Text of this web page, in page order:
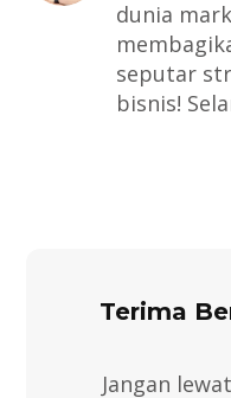
dunia
seputar
bisnis!
Terima
Jangan